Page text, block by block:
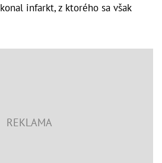
infarkt, z ktorého sa však